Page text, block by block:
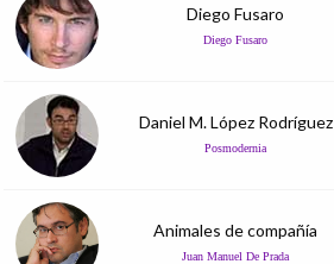
Diego Fusaro
Diego Fusaro
Daniel M. López Rodríguez
Posmodernia
Animales de compañía
Juan Manuel De Prada